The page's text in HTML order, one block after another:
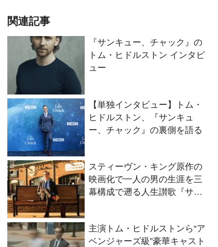
関連記事
『サンキュー、チャック』の
トム・ヒドルストン インタビ
ュー
【単独インタビュー】トム・
ヒドルストン、『サンキュ
ー、チャック』の裏側を語る
スティーヴン・キング原作の
映画化で一人の男の生涯を三
幕構成で遡る人生讃歌『サン
主演トム・ヒドルストンら“ア
ベンジャーズ級”豪華キャスト